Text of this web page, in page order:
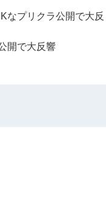
なプリクラ公開で大反
開で大反響